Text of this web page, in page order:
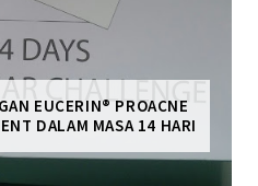
EUCERIN® PROACNE
DALAM MASA 14 HARI